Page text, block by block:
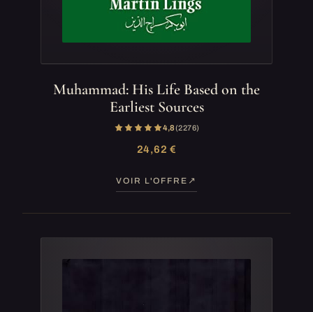
Muhammad: His Life Based on the
Earliest Sources
4,8(2 276)
24,62 €
VOIR L'OFFRE